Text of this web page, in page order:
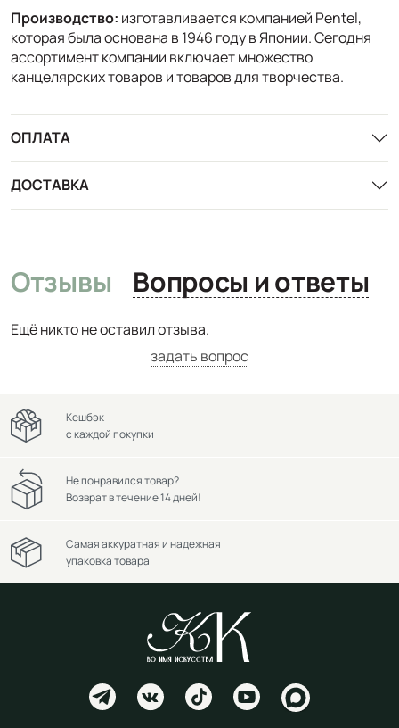
Производство: изготавливается компанией Pentel,
которая была основана в 1946 году в Японии. Сегодня
ассортимент компании включает множество
канцелярских товаров и товаров для творчества.
ОПЛАТА
ДОСТАВКА
Отзывы Вопросы и ответы
Ещё никто не оставил отзыва.
задать вопрос
Кешбэк
с каждой покупки
Не понравился товар?
Возврат в течение 14 дней!
Самая аккуратная и надежная
упаковка товара